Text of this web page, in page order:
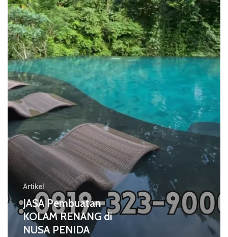
RENANG
di
NUSA
PENIDA
Artikel
JASA Pembuatan
KOLAM RENANG di
NUSA PENIDA